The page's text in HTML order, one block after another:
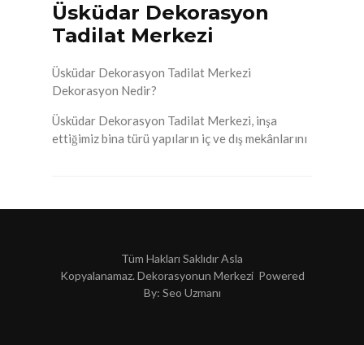
Üsküdar Dekorasyon
Tadilat Merkezi
Üsküdar Dekorasyon Tadilat Merkezi
Dekorasyon Nedir?
Üsküdar Dekorasyon Tadilat Merkezi, inşa
ettiğimiz bina türü yapıların iç ve dış mekânlarını
Tüm Hakları Saklıdır Asla
Kopyalanamaz. Dekorasyonun Merkezi Powered
By: Seo Uzmanı